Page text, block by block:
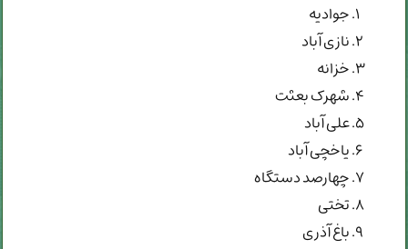
جوادیه
نازی آباد
خزانه
شهرک بعثت
علی آباد
یاخچی آباد
چهارصد دستگاه
تختی
باغ آذری